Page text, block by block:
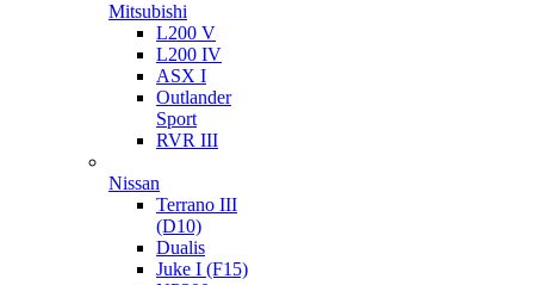
Mitsubishi
L200 V
L200 IV
ASX I
Outlander
Sport
RVR III
Nissan
Terrano III
(D10)
Dualis
Juke I (F15)